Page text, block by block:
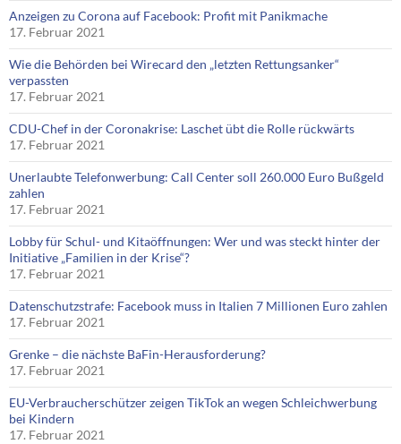
Anzeigen zu Corona auf Facebook: Profit mit Panikmache
17. Februar 2021
Wie die Behörden bei Wirecard den „letzten Rettungsanker“
verpassten
17. Februar 2021
CDU-Chef in der Coronakrise: Laschet übt die Rolle rückwärts
17. Februar 2021
Unerlaubte Telefonwerbung: Call Center soll 260.000 Euro Bußgeld
zahlen
17. Februar 2021
Lobby für Schul- und Kitaöffnungen: Wer und was steckt hinter der
Initiative „Familien in der Krise“?
17. Februar 2021
Datenschutzstrafe: Facebook muss in Italien 7 Millionen Euro zahlen
17. Februar 2021
Grenke – die nächste BaFin-Herausforderung?
17. Februar 2021
EU-Verbraucherschützer zeigen TikTok an wegen Schleichwerbung
bei Kindern
17. Februar 2021